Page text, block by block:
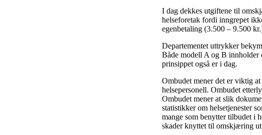
I dag dekkes utgiftene til
helseforetak fordi inngrepet
egenbetaling (3.500 – 9.500
Departementet uttrykker
Både modell A og B
prinsippet også er i dag.
Ombudet mener det er viktig
helsepersonell. Ombudet
Ombudet mener at slik
statistikker om helsetjenester
mange som benytter tilbudet i
skader knyttet til omskjæring